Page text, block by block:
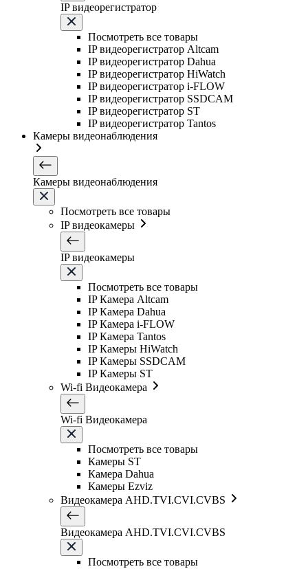
IP видеорегистратор
Посмотреть все товары
IP видеорегистратор Altcam
IP видеорегистратор Dahua
IP видеорегистратор HiWatch
IP видеорегистратор i-FLOW
IP видеорегистратор SSDCAM
IP видеорегистратор ST
IP видеорегистратор Tantos
Камеры видеонаблюдения
Камеры видеонаблюдения
Посмотреть все товары
IP видеокамеры
IP видеокамеры
Посмотреть все товары
IP Камера Altcam
IP Камера Dahua
IP Камера i-FLOW
IP Камера Tantos
IP Камеры HiWatch
IP Камеры SSDCAM
IP Камеры ST
Wi-fi Видеокамера
Wi-fi Видеокамера
Посмотреть все товары
Камеры ST
Камера Dahua
Камеры Ezviz
Видеокамера AHD.TVI.CVI.CVBS
Видеокамера AHD.TVI.CVI.CVBS
Посмотреть все товары